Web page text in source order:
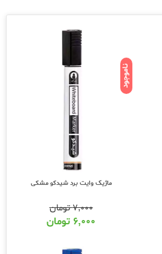
ناموجود
ماژیک وایت برد شیدکو مشکی
۷,۰۰۰تومان
۶,۰۰۰ تومان